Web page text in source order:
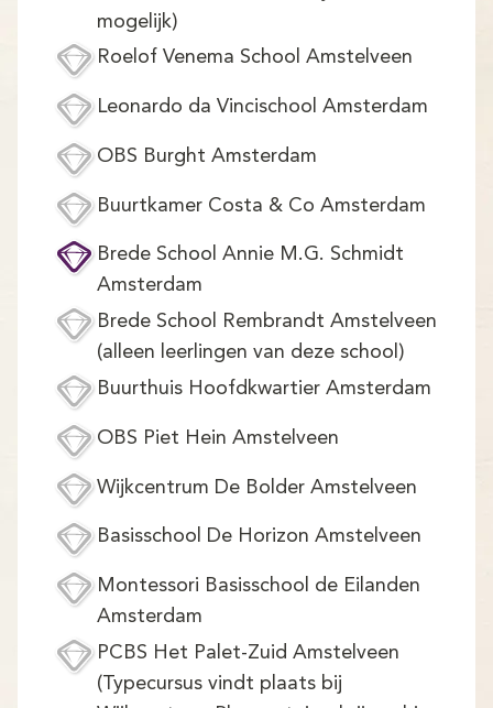
mogelijk)
Roelof Venema School Amstelveen
Leonardo da Vincischool Amsterdam
OBS Burght Amsterdam
Buurtkamer Costa & Co Amsterdam
Brede School Annie M.G. Schmidt
Amsterdam
Brede School Rembrandt Amstelveen
(alleen leerlingen van deze school)
Buurthuis Hoofdkwartier Amsterdam
OBS Piet Hein Amstelveen
Wijkcentrum De Bolder Amstelveen
Basisschool De Horizon Amstelveen
Montessori Basisschool de Eilanden
Amsterdam
PCBS Het Palet-Zuid Amstelveen
(Typecursus vindt plaats bij